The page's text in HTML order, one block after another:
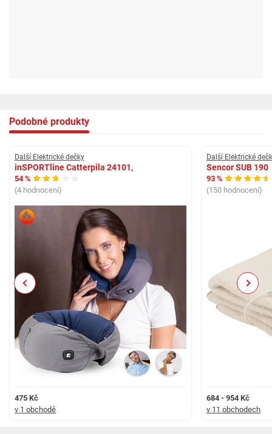
Podobné produkty
Další Elektrické dečky
inSPORTline Catterpila 24101,
54 %
(4 hodnocení)
475 Kč
v 1 obchodě
Další Elektrické
Sencor SUB 190
93 %
(150 hodnocení)
684 - 954 Kč
v 11 obchodech
Previous Next